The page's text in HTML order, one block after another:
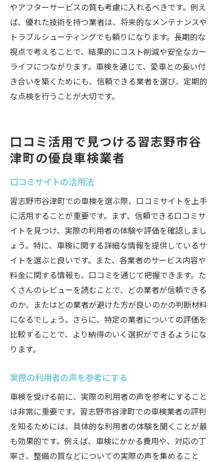
やアフターサービスの質も考慮に入れるべきです。例え
ば、優れた技術を持つ業者は、将来的なメンテナンスや
トラブルシューティングでも頼りになります。長期的な
視点で考えることで、結果的にコスト削減や安全なカー
ライフにつながります。車検を通じて、愛車との長い付
き合いを築くためにも、信頼できる業者を選び、定期的
な点検を行うことが大切です。
口コミ活用で見つける習志野市谷
津町の優良車検業者
口コミサイトの活用法
習志野市谷津町での車検を選ぶ際、口コミサイトを上手
に活用することが重要です。まず、信頼できる口コミサ
イトを見つけ、実際の利用者の体験や評価を確認しまし
ょう。特に、車検に関する詳細な情報を提供しているサ
イトを選ぶと良いです。また、各業者のサービス内容や
料金に関する情報も、口コミを通じて把握できます。た
くさんのレビューを読むことで、どの業者が信頼できる
のか、またはどの業者が避けた方が良いのかの判断材料
になるでしょう。さらに、特定の業者についての評価を
比較することで、より納得のいく選択ができるようにな
ります。
実際の利用者の声を参考にする
車検を受ける前に、実際の利用者の声を参考にすること
は非常に重要です。習志野市谷津町での車検業者の評判
を知るためには、具体的な利用者の体験を聞くことが最
も効果的です。例えば、車検にかかる費用や、対応の丁
寧さ、整備の質などについての実際の声を集めること